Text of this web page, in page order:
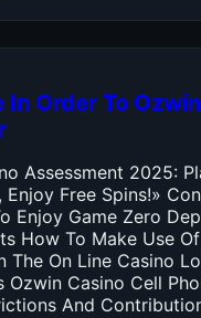
In Order To
Assessment 2025:
Enjoy Free Spins!»
Enjoy Game Zero
How To Make Use
The On Line Casino
Ozwin Casino Cell
And